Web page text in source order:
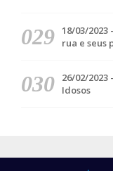
18/03/
rua e seus
26/02/
Idosos